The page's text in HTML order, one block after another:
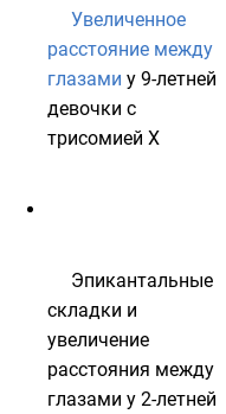
Увеличенное
расстояние между
глазами у 9-летней
девочки с
трисомией X
Эпикантальные
складки и
увеличение
расстояния между
глазами у 2-летней